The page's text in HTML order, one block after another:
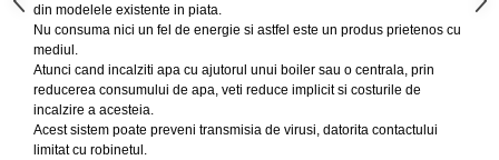
din modelele existente in piata.
Nu consuma nici un fel de energie si astfel este un produs prietenos cu
mediul.
Atunci cand incalziti apa cu ajutorul unui boiler sau o centrala, prin
reducerea consumului de apa, veti reduce implicit si costurile de
incalzire a acesteia.
Acest sistem poate preveni transmisia de virusi, datorita contactului
limitat cu robinetul.